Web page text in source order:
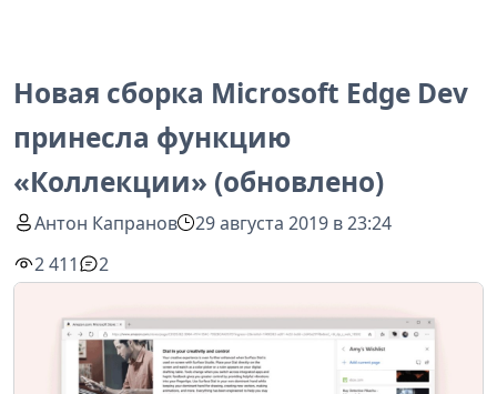
Новая сборка Microsoft Edge Dev
принесла функцию
«Коллекции» (обновлено)
Антон Капранов
29 августа 2019 в 23:24
2 411
2